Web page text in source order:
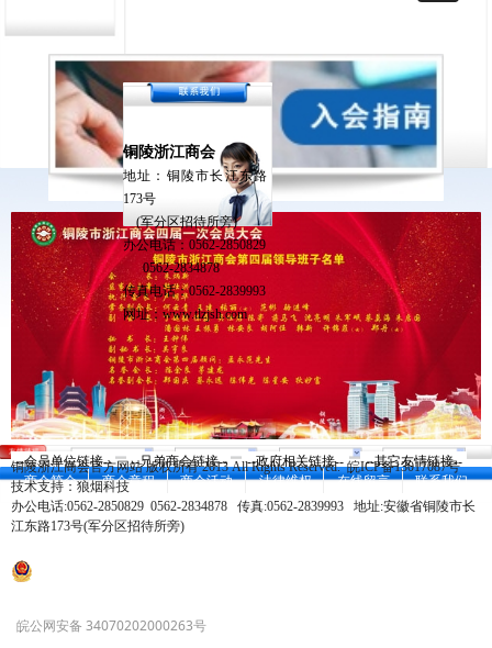
铜陵浙江商会
地址：铜陵市长江东路
173号
(军分区招待所旁)
办公电话：0562-2850829
0562-2834878
传真电话：0562-2839993
网址：www.tlzjsh.com
--会员单位链接-- --兄弟商会链接-- --政府相关链接--
--其它友情链接--
商会简介
商会章程 商会活动 法律维权 在线留言 联系我们
铜陵浙江商会官方网站 版权所有 2013 All Rights Reserved.皖ICP备13017087号
技术支持： 狼烟科技
办公电话:0562-2850829 0562-2834878 传真:0562-2839993 地址:安徽省铜陵市长
江东路173号(军分区招待所旁)
皖公网安备 34070202000263号